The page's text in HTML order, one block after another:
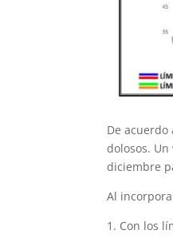
De
dolosos.
diciembre
Al
1. Con los